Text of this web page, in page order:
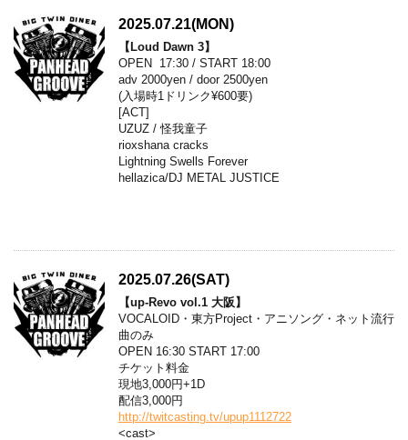
2025.07.21(MON)
【Loud Dawn 3】
OPEN 17:30 / START 18:00
adv 2000yen / door 2500yen
(入場時1ドリンク¥600要)
[ACT]
UZUZ / 怪我童子
rioxshana cracks
Lightning Swells Forever
hellazica/DJ METAL JUSTICE
2025.07.26(SAT)
【up-Revo vol.1 大阪】
VOCALOID・東方Project・アニソング・ネット流行
曲のみ
OPEN 16:30 START 17:00
チケット料金
現地3,000円+1D
配信3,000円
http://twitcasting.tv/upup1112722
<cast>